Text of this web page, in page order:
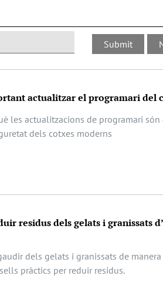
actualitzar el programari del
les actualitzacions de programari
dels cotxes moderns
residus dels gelats i granissats
dels gelats i granissats de
pràctics per reduir residus.